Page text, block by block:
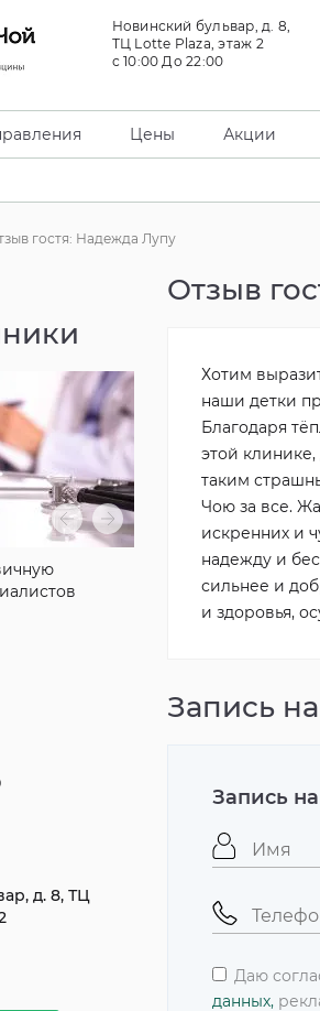
Новинский бульвар, д. 8,
ТЦ Lotte Plaza, этаж 2
с 10:00 До 22:00
Цены Акции
гостя: Надежда Лупу
Скидка 50% на
консультацию
д. 8, ТЦ
Отзыв
Хотим
наши детки
Благодаря
этой
таким
Чою за все.
искренних и
надежду и
сильнее и
и здоровья,
Запись
Запись
Даю
данных,